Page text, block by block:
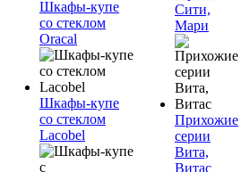
Шкафы-купе
со стеклом
Oracal
Шкафы-купе
со стеклом
Lacobel
Сити,
Мари
Прихожие
серии
Вита,
Витас